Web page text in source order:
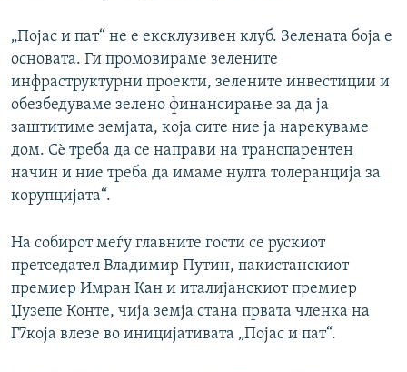
„Појас и пат“ не е ексклузивен клуб. Зелената боја е
основата. Ги промовираме зелените
инфраструктурни проекти, зелените инвестиции и
обезбедуваме зелено финансирање за да ја
заштитиме земјата, која сите ние ја нарекуваме
дом. Сè треба да се направи на транспарентен
начин и ние треба да имаме нулта толеранција за
корупцијата“.
На собирот меѓу главните гости се рускиот
претседател Владимир Путин, пакистанскиот
премиер Имран Кан и италијанскиот премиер
Џузепе Конте, чија земја стана првата членка на
Г7која влезе во иницијативата „Појас и пат“.